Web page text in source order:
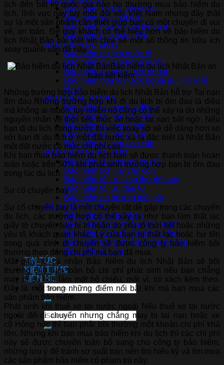
Bảo hiểm TNDS bắt buộc
Bảo hiểm vật chất ô tô
Bảo hiểm người ngồi trên ô tô
Bảo hiểm ô tô toàn diện
BẢO HIỂM DU LỊCH
Bảo hiểm du lịch quốc tế
Bảo hiểm du lịch trong nước
Bảo hiểm du học nước ngoài
Bảo hiểm người nước ngoài du lịch Việt
Nam
BẢO HIỂM TAI NẠN
Bảo hiểm tai nạn lao động
Bảo hiểm tai nạn cá nhân
Bảo hiểm tai nạn nhóm
Bảo hiểm tai nạn giá rẻ
Bảo hiểm tai nạn cao cấp
BẢO HIỂM NHÂN THỌ
Bảo hiểm cho người trụ cột
Bảo hiểm tích lũy cho con
Bảo hiểm tối ưu Ung thư đột quỵ
Bảo hiểm tối ưu đầu tư
Bảo hiểm an hưởng tuổi già
BẢO HIỂM KHÁC
Bảo hiểm nhà tư nhân
Bảo hiểm trách nhiệm sản phẩm
Bảo hiểm trách nhiệm công cộng
Bảo hiểm trách nhiệm nghề nghiệp
Bảo hiểm tài sản
TIN TỨC
KIẾN THỨC
LIÊN HỆ
lịch đến bất kỳ quốc gia nào họ thường mua bảo hiểm du
lịch, lĩnh vực này tuy mới đối với Việt Nam nhưng đây thật
sự là một sản phẩm cần thiết giúp bạn có một chuyến đi vui
vẻ, an toàn. Để quý khách có thể hiểu hơn về bảo hiểm du
lịch Nhật Bản bài viết xin chia sẻ một số thông tin hữu ích
xoay quanh vấn đề này
Bảo hiểm du lịch Nhật Bản an
toàn tiết kiệm
Những trường hợp bảo hiểm du lịch Nhật Bản hỗ trợ Tai nạn
ốm đau Những trường hợp khi đi du lịch bị ốm đau là điều
mà không ai muốn, tuy nhiên nó cũng có thể xảy ra do những
nguyên nhân về thời tiết, thức ăn hoặc tai nạn bất ngờ. Nếu
bạn đi du lịch trong nước thì việc xoay sở sẽ dễ dàng hơn so
với bạn đi du lịch ở một đất nước xa lạ đặc biệt là Nhật Bản
một đất nước có mức chi phí cao.
Khi bạn mua bảo hiểm du lịch bạn sẽ được thanh toán hoàn
toàn hoặc trên 50% khi phát sinh trường hợp bạn bị ốm đau
trong lúc du lịch
Sự cố chuyến bay
Sự cố chuyến bay là một chuyện rất dễ gặp trong các chuyến
du lịch, các trường hợp có thể xảy ra như bạn làm thất lạc
giấy tờ chuyến bay bị trì hoãn do yếu tố thời tiết hoặc những
yếu tố khách quan khác. Lý của bạn bị thất lạc hoặc hư tổn
trong quá trình di chuyển sẽ được công ty bảo hiểm bồi
thường theo đúng chi phí mà bạn đã mua.
Mất giấy tờ cá nhân Bảo hiểm du lịch Nhật Bản sẽ bồi
thường cho bạn toàn bộ chi phí phát sinh nếu bạn chẳng
may đi du lịch làm mất hộ chiếu, mất ví, túi xách kèm theo.
Đây là một trong những điểm nổi bật khi mà bạn mua các
sản phẩm bảo hiểm.
Phát sinh khi thuê xe tại nước ngoài Nếu thuê xe tại nước
ngoài để di chuyển nhưng chẳng may bị tai nạn hoặc xe
cộ Hỏng hóc thì bạn phải bồi thường một khoản chi phí khá
lớn. Nhưng khi bạn mua bảo hiểm khi du lịch thì các chi phí
này sẽ được chuyển toàn bộ sang cho công ty bảo hiểm,
những lưu ý để tránh sơ suất bạn nên tìm hiểu kỹ và tìm mua
các sản phẩm bảo hiểm có phạm trù này.